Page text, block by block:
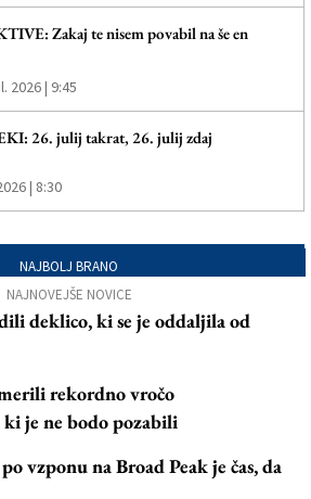
Zakaj te nisem povabil na še en
2026 | 9:45
26. julij takrat, 26. julij zdaj
| 8:30
NAJBOLJ BRANO
NAJNOVEJŠE NOVICE
deklico, ki se je oddaljila od
rekordno vročo
je ne bodo pozabili
vzponu na Broad Peak je čas, da